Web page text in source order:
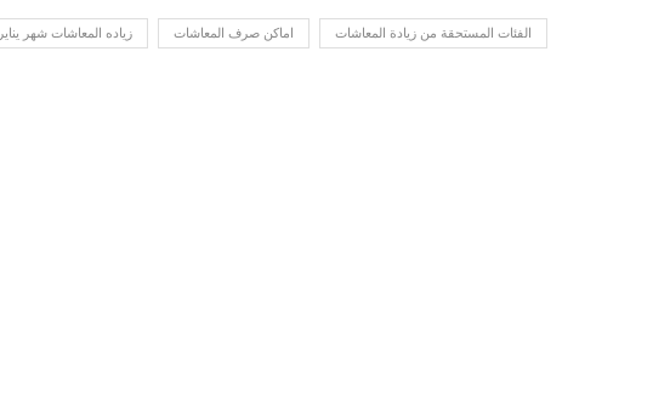
الفئات المستحقة من زيادة المعاشات اماكن صرف المعاشات زياده المعاشات شهر يناير 2025